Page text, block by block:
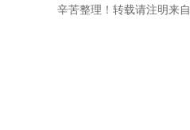
辛苦整理！转载请注明来自